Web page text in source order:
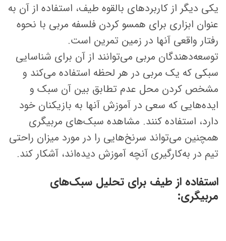
یکی دیگر از کاربردهای بالقوه طیف، استفاده از آن به
عنوان ابزاری برای همسو کردن فلسفه مربی با نحوه
رفتار واقعی آنها در زمین تمرین است.
توسعه‌دهندگان مربی می‌توانند از آن برای شناسایی
سبکی که یک مربی در هر لحظه استفاده می‌کند و
مشخص کردن محل عدم تطابق بین آن سبک و
ایده‌هایی که سعی در آموزش آنها به بازیکنان خود
دارد، استفاده کنند. مشاهده سبک‌های مربیگری
همچنین می‌تواند سرنخ‌هایی را در مورد میزان راحتی
تیم در به‌کارگیری آنچه آموزش دیده‌اند، آشکار کند.
استفاده از طیف برای تحلیل سبک‌های
مربیگری: